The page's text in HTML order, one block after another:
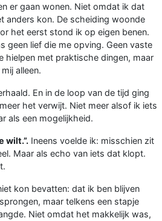
er gaan wonen. Niet omdat ik dat
anders kon. De scheiding woonde
het eerst stond ik op eigen benen.
geen lief die me opving. Geen vaste
hielpen met praktische dingen, maar
alleen.
En in de loop van de tijd ging
het verwijt. Niet meer alsof ik iets
als een mogelijkheid.
wilt.”. Ineens voelde ik: misschien zit
Maar als echo van iets dat klopt.
kon bevatten: dat ik ben blijven
maar telkens een stapje
Niet omdat het makkelijk was,